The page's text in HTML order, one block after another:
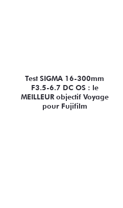
Test SIGMA 16-300mm
F3.5-6.7 DC OS : le
MEILLEUR objectif Voyage
pour Fujifilm